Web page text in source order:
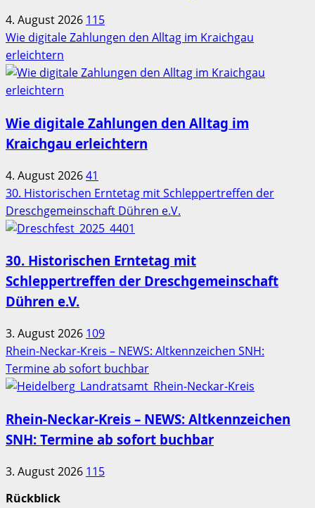
4. August 2026 115
Wie digitale Zahlungen den Alltag im Kraichgau
erleichtern
Wie digitale Zahlungen den Alltag im
Kraichgau erleichtern
4. August 202641
30. Historischen Erntetag mit Schleppertreffen der
Dreschgemeinschaft Dühren e.V.
30. Historischen Erntetag mit
Schleppertreffen der Dreschgemeinschaft
Dühren e.V.
3. August 2026 109
Rhein-Neckar-Kreis – NEWS: Altkennzeichen SNH:
Termine ab sofort buchbar
Rhein-Neckar-Kreis – NEWS: Altkennzeichen
SNH: Termine ab sofort buchbar
3. August 2026 115
Rückblick